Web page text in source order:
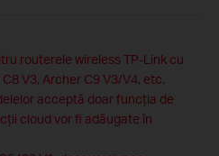
routerele wireless TP-Link cu
V3, Archer C9 V3/V4, etc.
acceptă doarfuncția de
cloud vor fi adăugate în